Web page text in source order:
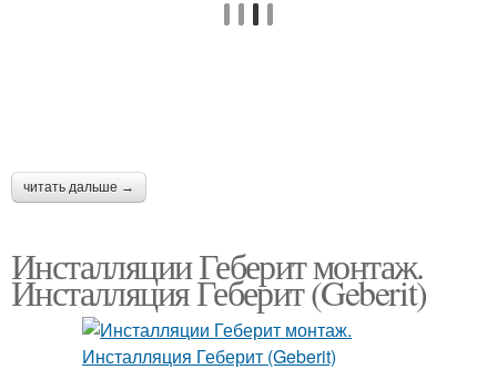
читать дальше →
Инсталляции Геберит монтаж.
Инсталляция Геберит (Geberit)